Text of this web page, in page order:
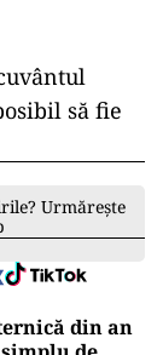
să fie
Urmărește
din an